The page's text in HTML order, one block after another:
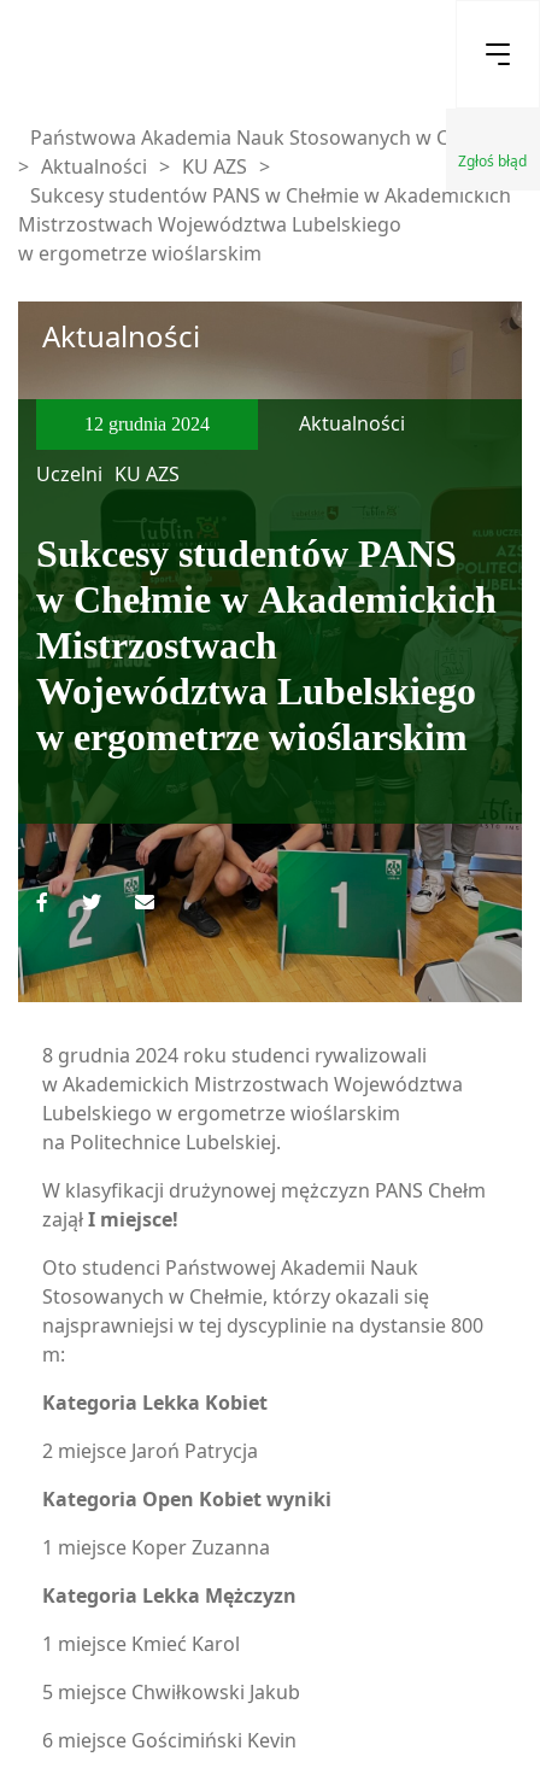
Zgłoś błąd
Państwowa Akademia Nauk Stosowanych w Chełmie
> Aktualności > KU AZS >
Sukcesy studentów PANS w Chełmie w Akademickich
Mistrzostwach Województwa Lubelskiego
w ergometrze wioślarskim
Aktualności
12 grudnia 2024
Aktualności
Uczelni KU AZS
Sukcesy studentów PANS
w Chełmie w Akademickich
Mistrzostwach
Województwa Lubelskiego
w ergometrze wioślarskim
8 grudnia 2024 roku studenci rywalizowali
w Akademickich Mistrzostwach Województwa
Lubelskiego w ergometrze wioślarskim
na Politechnice Lubelskiej.
W klasyfikacji drużynowej mężczyzn PANS Chełm
zająłI miejsce!
Oto studenci Państwowej Akademii Nauk
Stosowanych w Chełmie, którzy okazali się
najsprawniejsi w tej dyscyplinie na dystansie 800
m:
Kategoria Lekka Kobiet
2 miejsce Jaroń Patrycja
Kategoria Open Kobiet wyniki
1 miejsce Koper Zuzanna
Kategoria Lekka Mężczyzn
1 miejsce Kmieć Karol
5 miejsce Chwiłkowski Jakub
6 miejsce Gościmiński Kevin